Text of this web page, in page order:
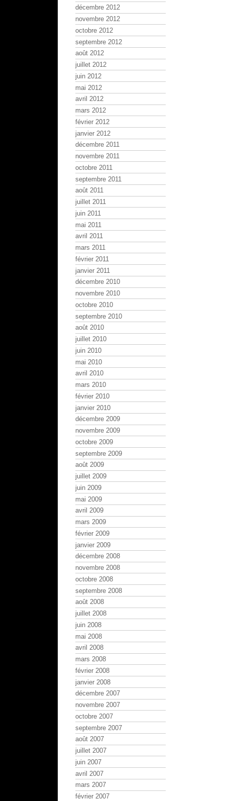
décembre 2012
novembre 2012
octobre 2012
septembre 2012
août 2012
juillet 2012
juin 2012
mai 2012
avril 2012
mars 2012
février 2012
janvier 2012
décembre 2011
novembre 2011
octobre 2011
septembre 2011
août 2011
juillet 2011
juin 2011
mai 2011
avril 2011
mars 2011
février 2011
janvier 2011
décembre 2010
novembre 2010
octobre 2010
septembre 2010
août 2010
juillet 2010
juin 2010
mai 2010
avril 2010
mars 2010
février 2010
janvier 2010
décembre 2009
novembre 2009
octobre 2009
septembre 2009
août 2009
juillet 2009
juin 2009
mai 2009
avril 2009
mars 2009
février 2009
janvier 2009
décembre 2008
novembre 2008
octobre 2008
septembre 2008
août 2008
juillet 2008
juin 2008
mai 2008
avril 2008
mars 2008
février 2008
janvier 2008
décembre 2007
novembre 2007
octobre 2007
septembre 2007
août 2007
juillet 2007
juin 2007
avril 2007
mars 2007
février 2007